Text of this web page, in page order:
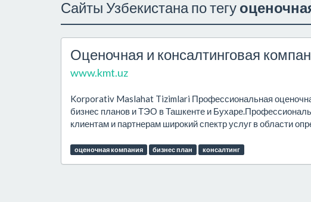
Сайты Узбекистана по тегу
Оценочная и консалтинговая
www.kmt.uz
Korporativ Maslahat Tizimlari Профессиональная
бизнес планов и ТЭО в Ташкенте и
клиентам и партнерам широкий спектр услуг в области
оценочная компания бизнес план консалтинг